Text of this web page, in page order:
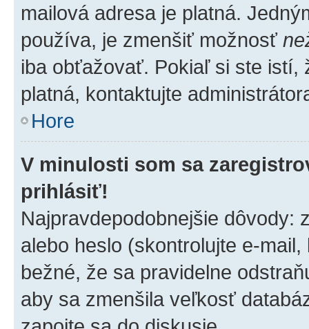
mailová adresa je platná.
používa, je zmenšiť možnosť
iba obťažovať. Pokiaľ si ste istí,
platná, kontaktujte
Hore
V minulosti som sa
prihlásiť!
Najpravdepodobnejšie dôvody:
alebo heslo (skontrolujte e-
bežné, že sa pravidelne
aby sa zmenšila veľkosť